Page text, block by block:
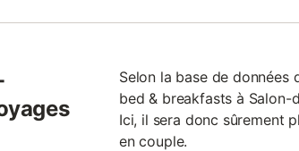
Selon la base de données
bed & breakfasts à Salon-
Ici, il sera donc sûrement
en couple.